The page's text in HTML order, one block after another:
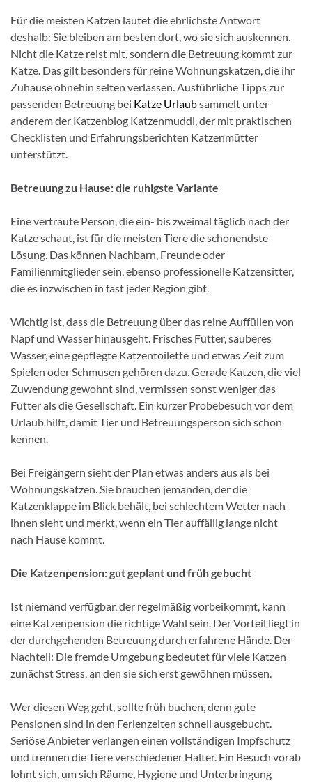
Für die meisten Katzen lautet die ehrlichste Antwort
deshalb: Sie bleiben am besten dort, wo sie sich auskennen.
Nicht die Katze reist mit, sondern die Betreuung kommt zur
Katze. Das gilt besonders für reine Wohnungskatzen, die ihr
Zuhause ohnehin selten verlassen. Ausführliche Tipps zur
passenden Betreuung bei Katze Urlaubsammelt unter
anderem der Katzenblog Katzenmuddi, der mit praktischen
Checklisten und Erfahrungsberichten Katzenmütter
unterstützt.
Betreuung zu Hause: die ruhigste Variante
Eine vertraute Person, die ein- bis zweimal täglich nach der
Katze schaut, ist für die meisten Tiere die schonendste
Lösung. Das können Nachbarn, Freunde oder
Familienmitglieder sein, ebenso professionelle Katzensitter,
die es inzwischen in fast jeder Region gibt.
Wichtig ist, dass die Betreuung über das reine Auffüllen von
Napf und Wasser hinausgeht. Frisches Futter, sauberes
Wasser, eine gepflegte Katzentoilette und etwas Zeit zum
Spielen oder Schmusen gehören dazu. Gerade Katzen, die viel
Zuwendung gewohnt sind, vermissen sonst weniger das
Futter als die Gesellschaft. Ein kurzer Probebesuch vor dem
Urlaub hilft, damit Tier und Betreuungsperson sich schon
kennen.
Bei Freigängern sieht der Plan etwas anders aus als bei
Wohnungskatzen. Sie brauchen jemanden, der die
Katzenklappe im Blick behält, bei schlechtem Wetter nach
ihnen sieht und merkt, wenn ein Tier auffällig lange nicht
nach Hause kommt.
Die Katzenpension: gut geplant und früh gebucht
Ist niemand verfügbar, der regelmäßig vorbeikommt, kann
eine Katzenpension die richtige Wahl sein. Der Vorteil liegt in
der durchgehenden Betreuung durch erfahrene Hände. Der
Nachteil: Die fremde Umgebung bedeutet für viele Katzen
zunächst Stress, an den sie sich erst gewöhnen müssen.
Wer diesen Weg geht, sollte früh buchen, denn gute
Pensionen sind in den Ferienzeiten schnell ausgebucht.
Seriöse Anbieter verlangen einen vollständigen Impfschutz
und trennen die Tiere verschiedener Halter. Ein Besuch vorab
lohnt sich, um sich Räume, Hygiene und Unterbringung